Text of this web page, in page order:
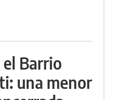
Barrio
una menor